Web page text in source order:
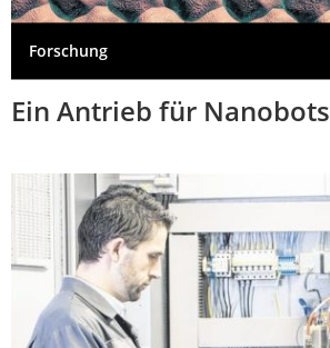
Forschung
Ein Antrieb für Nanobots